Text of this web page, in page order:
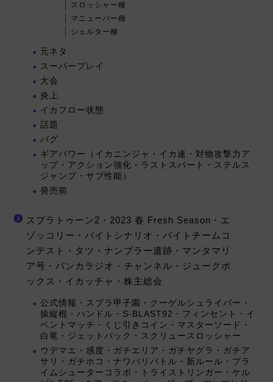
スロッシャー種
マニューバー種
シェルター種
元ネタ
スーパープレイ
大会
炎上
イカフロー状態
話題
バグ
ギアパワー（イカニンジャ・イカ速・対物攻撃力ア
ップ・アクション強化・ラストスパート・ステルス
ジャンプ・サブ性能）
発売前
スプラトゥーン2・2023 春 Fresh Season・エ
ゾッコリー・バイトシナリオ・バイトチームコ
ンテスト・タツ・ナンプラー遺跡・マンタマリ
ア号・バンカラジオ・チャンネル・ジュークボ
ックス・イカッチャ・株主総会
公式情報・スプラ甲子園・クーゲルシュライバー・
操縦棍・ハンドル・S-BLAST92・フィンセント・イ
ベントマッチ・くじ引きコイン・マスターソード・
白竜・ジェットパック・スクリュースロッシャー
ウデマエ・感度・ガチエリア・ガチヤグラ・ガチア
サリ・ガチホコ・ナワバリバトル・新ルール・プラ
イムシューターコラボ・トライストリンガー・ケル